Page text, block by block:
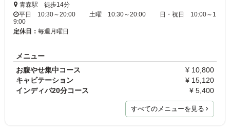
青森駅 徒歩14分
平日 10:30～20:00 土曜 10:30～20:00 日・祝日 10:00～1
9:00
定休日： 毎週月曜日
メニュー
お腹やせ集中コース
¥ 10,800
キャビテーション
¥ 15,120
インディバ20分コース
¥ 5,400
すべてのメニューを見る